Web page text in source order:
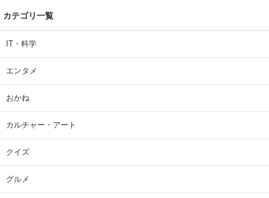
カテゴリ一覧
IT・科学
エンタメ
おかね
カルチャー・アート
クイズ
グルメ